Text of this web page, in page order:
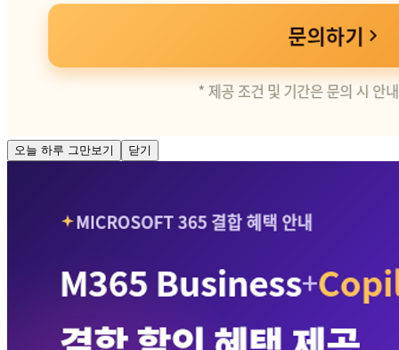
오늘 하루 그만보기 닫기